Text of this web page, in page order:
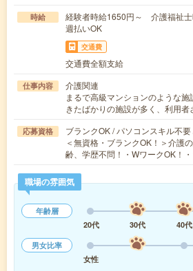
時給
経験者時給1650円～ 介護福祉
週払いOK
交通費
交通費全額支給
仕事内容
介護関連
まるで高級マンションのような
きたばかりの施設が多く、利用
応募資格
ブランクOK / パソコンスキル不
＜無資格・ブランクOK！＞介護
齢、学歴不問！・WワークOK！
職場の雰囲気
年齢層
20代
30代 40代
男女比率
女性